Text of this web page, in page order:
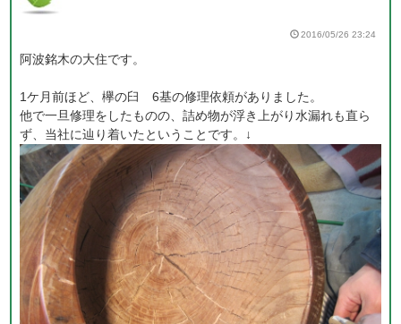
2016/05/26 23:24
阿波銘木の大住です。
1ケ月前ほど、欅の臼 6基の修理依頼がありました。
他で一旦修理をしたものの、詰め物が浮き上がり水漏れも直ら
ず、当社に辿り着いたということです。↓